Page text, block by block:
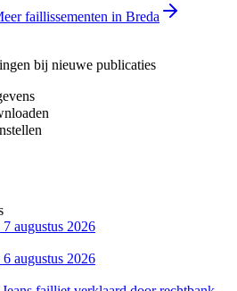
faillissementen in Breda
bij nieuwe publicaties
augustus 2026
augustus 2026